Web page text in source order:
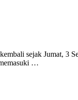
sejak Jumat, 3
…